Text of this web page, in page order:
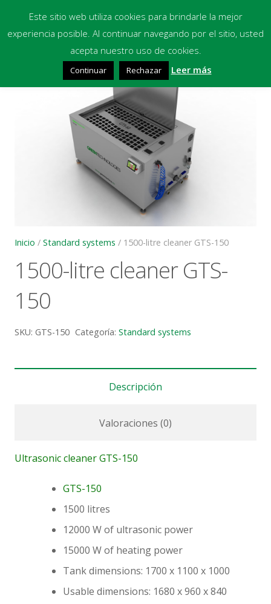
Inicio / Standard systems / 1500-litre cleaner GTS-150
1500-litre cleaner GTS-
150
SKU: GTS-150 Categoría: Standard systems
Descripción
Valoraciones (0)
Ultrasonic cleaner GTS-150
GTS-150
1500 litres
12000 W of ultrasonic power
15000 W of heating power
Tank dimensions: 1700 x 1100 x 1000
Usable dimensions: 1680 x 960 x 840
Este sitio web utiliza cookies para brindarle la mejor
experiencia posible. Al continuar navegando por el sitio, usted
acepta nuestro uso de cookies.
Continuar Rechazar Leer más